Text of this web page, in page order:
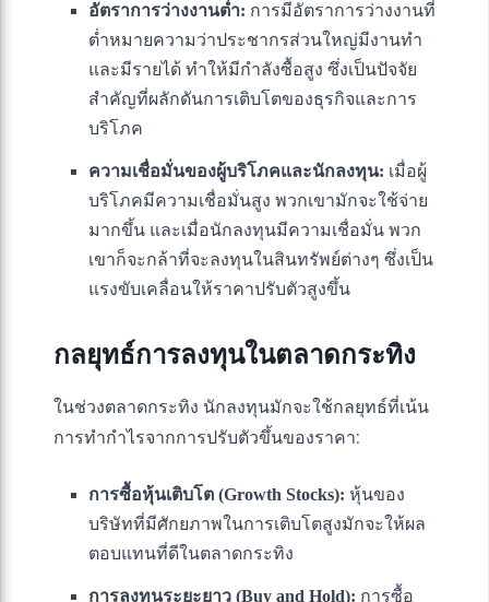
อัตราการว่างงานต่ำ: การมีอัตราการว่างงานที่
ต่ำหมายความว่าประชากรส่วนใหญ่มีงานทำ
และมีรายได้ ทำให้มีกำลังซื้อสูง ซึ่งเป็นปัจจัย
สำคัญที่ผลักดันการเติบโตของธุรกิจและการ
บริโภค
ความเชื่อมั่นของผู้บริโภคและนักลงทุน: เมื่อผู้
บริโภคมีความเชื่อมั่นสูง พวกเขามักจะใช้จ่าย
มากขึ้น และเมื่อนักลงทุนมีความเชื่อมั่น พวก
เขาก็จะกล้าที่จะลงทุนในสินทรัพย์ต่างๆ ซึ่งเป็น
แรงขับเคลื่อนให้ราคาปรับตัวสูงขึ้น
กลยุทธ์การลงทุนในตลาดกระทิง
ในช่วงตลาดกระทิง นักลงทุนมักจะใช้กลยุทธ์ที่เน้น
การทำกำไรจากการปรับตัวขึ้นของราคา:
การซื้อหุ้นเติบโต (Growth Stocks): หุ้นของ
บริษัทที่มีศักยภาพในการเติบโตสูงมักจะให้ผล
ตอบแทนที่ดีในตลาดกระทิง
การลงทุนระยะยาว (Buy and Hold): การซื้อ